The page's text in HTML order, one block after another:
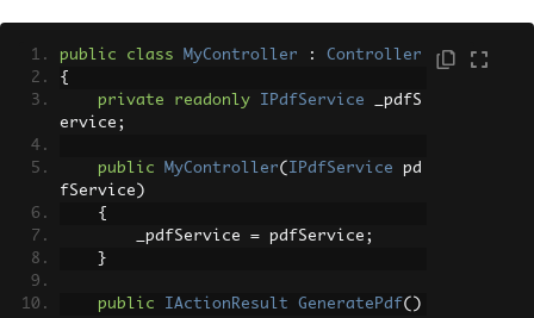
public class MyController :
Controller
{
private
readonly IPdfService _pdfS
ervice ;
public MyController( IPdfService pd
fService )
{
        _pdfService
= pdfService ;
}
public IActionResult GeneratePdf()